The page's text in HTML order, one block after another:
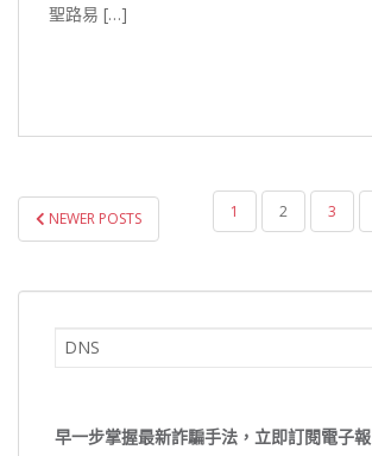
聖路易 […]
文
章
覽
NEWER POSTS 1 2 3
Search
早一步掌握最新詐騙手法，立即訂閱電子報